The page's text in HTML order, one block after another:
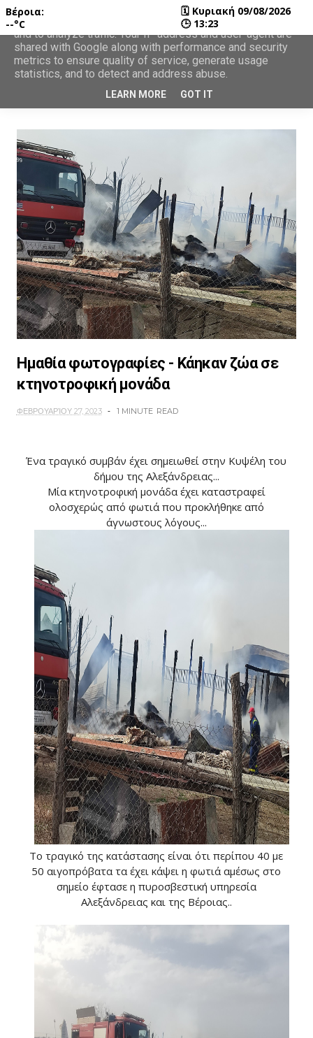
Ημαθία φωτογραφίες - Κάηκαν ζώα σε
κτηνοτροφική μονάδα
ΦΕΒΡΟΥΑΡΊΟΥ 27, 2023 1 MINUTE READ
Ένα τραγικό συμβάν έχει σημειωθεί στην Κυψέλη του
δήμου της Αλεξάνδρειας...
Μία κτηνοτροφική μονάδα έχει καταστραφεί
ολοσχερώς από φωτιά που προκλήθηκε από
άγνωστους λόγους...
Το τραγικό της κατάστασης είναι ότι περίπου 40 με
50 αιγοπρόβατα τα έχει κάψει η φωτιά αμέσως στο
σημείο έφτασε η πυροσβεστική υπηρεσία
Αλεξάνδρειας και της Βέροιας..
Βέροια:
--°C
🗓 Κυριακή 09/08/2026
🕒 13:23
This site uses cookies from Google to deliver its services
and to analyze traffic. Your IP address and user-agent are
shared with Google along with performance and security
metrics to ensure quality of service, generate usage
statistics, and to detect and address abuse.
LEARN MORE GOT IT